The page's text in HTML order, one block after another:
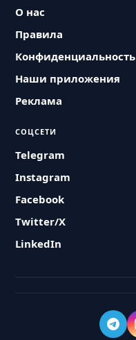
О нас
Правила
Конфиденциальность
Наши приложения
Реклама
СОЦСЕТИ
Telegram
Instagram
Facebook
Twitter/X
LinkedIn